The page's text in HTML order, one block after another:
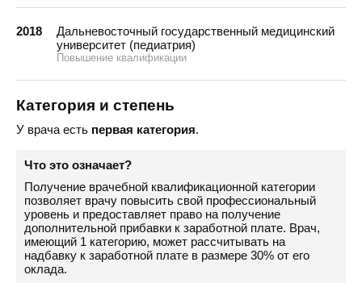
2018
Дальневосточный государственный медицинский
университет (педиатрия)
Повышение квалификации
Категория и степень
У врача есть первая категория.
Что это означает?
Получение врачебной квалификационной категории
позволяет врачу повысить свой профессиональный
уровень и предоставляет право на получение
дополнительной прибавки к заработной плате. Врач,
имеющий 1 категорию, может рассчитывать на
надбавку к заработной плате в размере 30% от его
оклада.